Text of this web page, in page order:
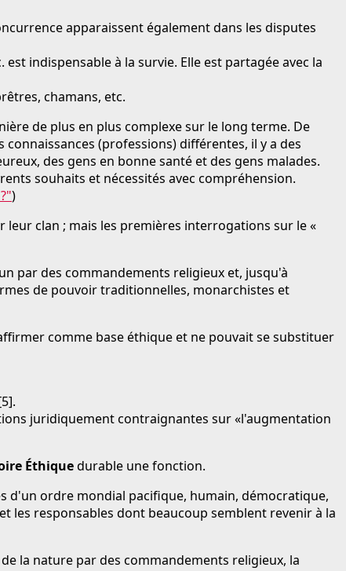
apparaissent également dans les disputes
indispensable à la survie. Elle est partagée avec la
chamans, etc.
de plus en plus complexe sur le long terme. De
(professions) différentes, il y a des
des gens en bonne santé et des gens malades.
souhaits et nécessités avec compréhension.
)
leur clan ; mais les premières interrogations sur le «
par des commandements religieux et, jusqu'à
de pouvoir traditionnelles, monarchistes et
comme base éthique et ne pouvait se substituer
juridiquement contraignantes sur «l'augmentation
Éthiquedurable une fonction.
d'un ordre mondial pacifique, humain, démocratique,
les responsables dont beaucoup semblent revenir à la
la nature par des commandements religieux, la